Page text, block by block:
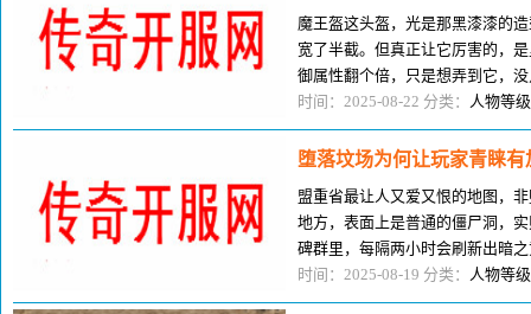
魔王盔这头盔，光是那黑漆漆的
宽了半截。但真正让它厉害的，
御属性翻个倍，只是想弄到它，
结晶，在封魔殿愣是蹲了一个月。
时间：2025-08-22 分类： 人物等级
堕落坟场为何让玩家青睐有
盟重省最让人又爱又恨的地图，
地方，表面上是普通的僵尸洞，
碑群里，每隔两小时会刷新出暗
风，还有概率掉落记忆戒指。200
时间：2025-08-19 分类： 人物等级